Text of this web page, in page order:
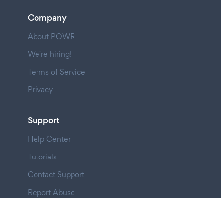
Company
About POWR
We're hiring!
Terms of Service
Privacy
Support
Help Center
Tutorials
Contact Support
Report Abuse